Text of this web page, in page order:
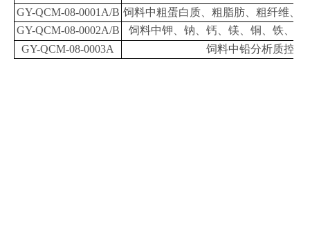
GY-QCM-08-0001A/B 饲料中粗蛋白质、粗脂肪、粗纤维、
GY-QCM-08-0002A/B
饲料中钾、钠、钙、镁、铜、铁、锰
GY-QCM-08-0003A
饲料中铅分析质控样